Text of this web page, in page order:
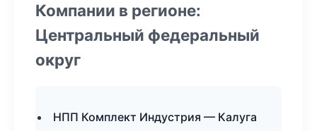
Компании в регионе:
Центральный федеральный
округ
НПП Комплект Индустрия — Калуга